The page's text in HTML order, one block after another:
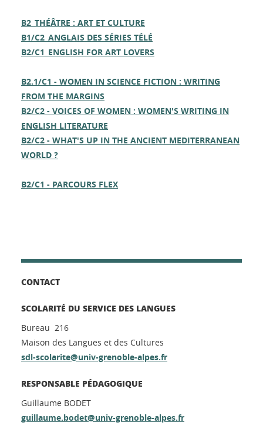
B2_THÉÂTRE : ART ET CULTURE
B1/C2_ANGLAIS DES SÉRIES TÉLÉ
B2/C1_ENGLISH FOR ART LOVERS
B2.1/C1 - WOMEN IN SCIENCE FICTION : WRITING
FROM THE MARGINS
B2/C2 - VOICES OF WOMEN : WOMEN'S WRITING IN
ENGLISH LITERATURE
B2/C2 - WHAT'S UP IN THE ANCIENT MEDITERRANEAN
WORLD ?
B2/C1 - PARCOURS FLEX
CONTACT
SCOLARITÉ DU SERVICE DES LANGUES
Bureau 216
Maison des Langues et des Cultures
sdl-scolarite@univ-grenoble-alpes.fr
RESPONSABLE PÉDAGOGIQUE
Guillaume BODET
guillaume.bodet@univ-grenoble-alpes.fr